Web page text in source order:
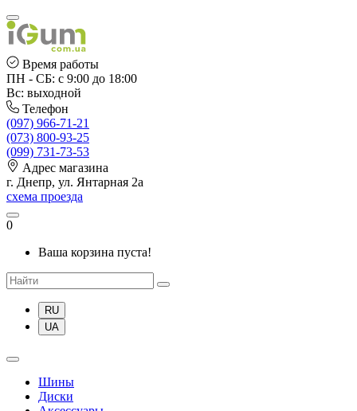
Время работы
ПН - СБ: с 9:00 до 18:00
Вс: выходной
Телефон
(097) 966-71-21
(073) 800-93-25
(099) 731-73-53
Адрес магазина
г. Днепр, ул. Янтарная 2а
схема проезда
0
Ваша корзина пуста!
RU
UA
Шины
Диски